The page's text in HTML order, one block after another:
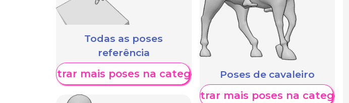
Todas as poses
referência
Mostrar mais poses na categoria
Poses de cavaleiro
Mostrar mais poses na categoria